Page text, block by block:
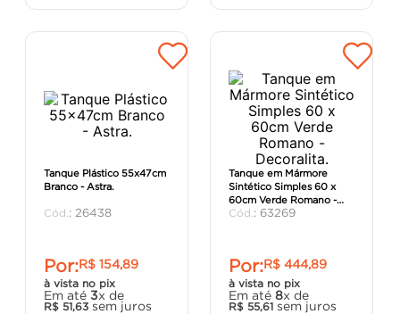
Tanque Plástico 55x47cm
Branco - Astra.
: 26438
Por:R$ 154,89
à vista no pix
Em até 3x de
R$ 51,63 sem juros
Tanque em Mármore
Sintético Simples 60 x
60cm Verde Romano -
Decoralita.
: 63269
Por:R$ 444,89
à vista no pix
Em até 8x de
R$ 55,61 sem juros